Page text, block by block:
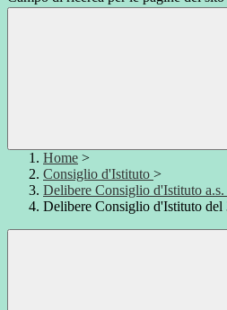
Home >
Consiglio d'Istituto >
Delibere Consiglio d'Istituto
Delibere Consiglio d'Istituto del